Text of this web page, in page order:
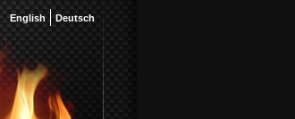
English Deutsch